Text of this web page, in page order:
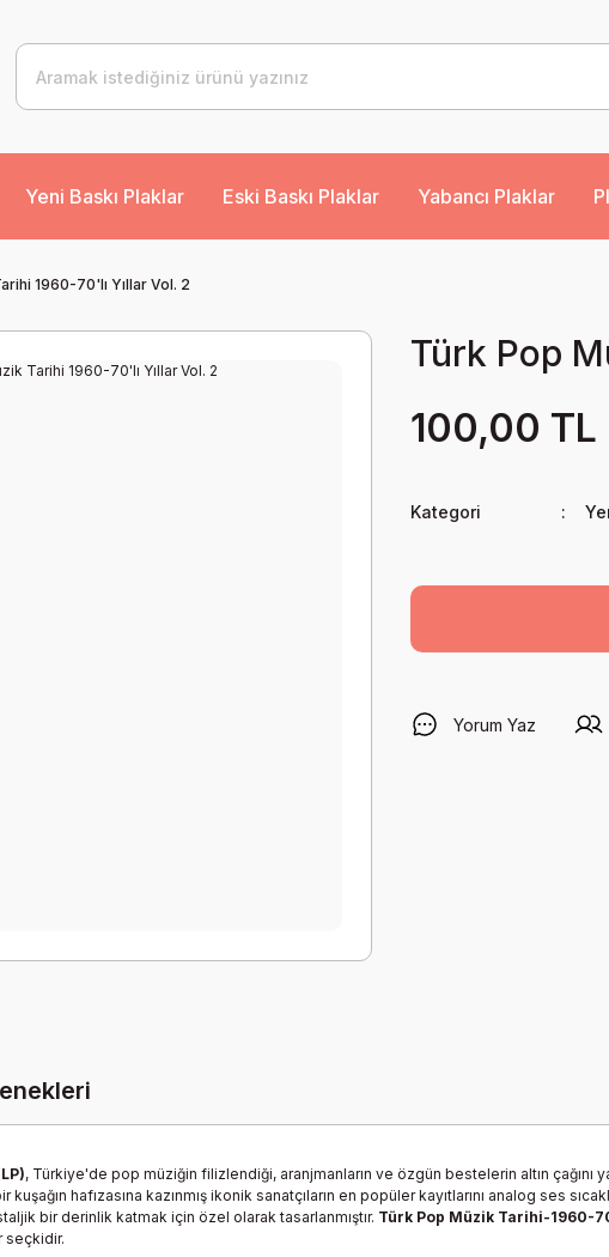
Yeni Baskı Plaklar Eski Baskı Plaklar Yabancı Plaklar
1960-70'lı Yıllar Vol. 2
Türk Pop
100,00 TL
Kategori
Yorum Yaz
, Türkiye'de pop müziğin filizlendiği, aranjmanların ve özgün bestelerin altın
kuşağın hafızasına kazınmış ikonik sanatçıların en popüler kayıtlarını analog ses
bir derinlik katmak için özel olarak tasarlanmıştır. Türk Pop Müzik Tarihi-1960-
seçkidir.